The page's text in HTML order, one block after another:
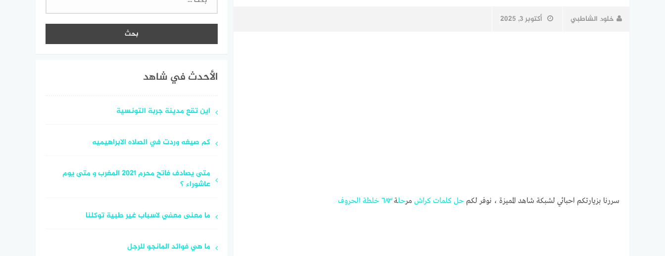
خلود الشاطبي أكتوبر 3, 2025
سررنا بزيارتكم احبائي لشبكة شاهد المميزة ، نوفر لكم حل كلمات كراش مرحلة٦٨٣ خلطة الحروف
الأحدث في شاهد
اين تقع مدينة جربة التونسية
كم صيغه وردت في الصلاه الابراهيميه
متى يصادف فاتح محرم 2021 المغرب و متى يوم
عاشوراء ؟
ما معنى معفي لاسباب غير طبية توكلنا
ما هي فوائد المانجو للرجل